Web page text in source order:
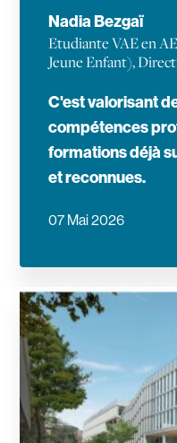
Nadia Bezgaï
Etudiante VAE en
Jeune Enfant),
C'est valorisant
compétences
formations déjà
et reconnues.
07 Mai 2026
En savoir plus